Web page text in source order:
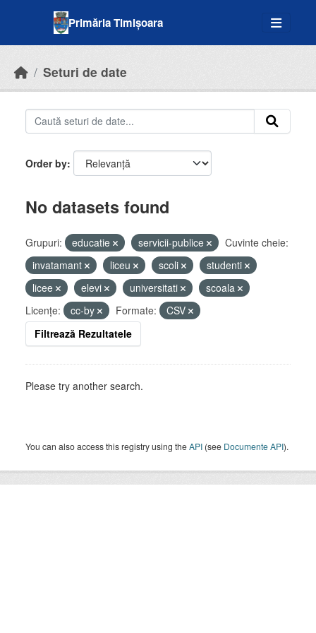
Primăria Timișoara
Seturi de date
Order by
No datasets found
Grupuri: educatie servicii-publice
Cuvinte cheie:
invatamant
liceu scoli
studenti
licee
elevi universitati
scoala
Licenţe:
cc-by Formate:
CSV
Filtrează Rezultatele
Please try another search.
You can also access this registry using theAPI (see Documente API).